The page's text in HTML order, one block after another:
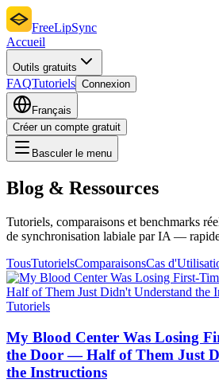
FreeLipSync
Accueil
Outils gratuits
FAQTutoriels Connexion
Français
Créer un compte gratuit
Basculer le menu
Blog & Ressources
Tutoriels, comparaisons et benchmarks
de synchronisation labiale par IA —
TousTutorielsComparaisonsCas
Tutoriels
My Blood Center Was Losing
the Door — Half of Them Just
the Instructions